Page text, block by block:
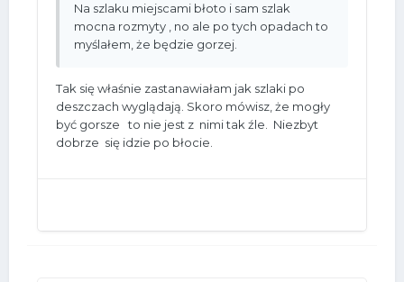
Na szlaku miejscami błoto i sam szlak
mocna rozmyty , no ale po tych opadach to
myślałem, że będzie gorzej.
Tak się właśnie zastanawiałam jak szlaki po
deszczach wyglądają. Skoro mówisz, że mogły
być gorsze to nie jest z nimi tak źle. Niezbyt
dobrze się idzie po błocie.